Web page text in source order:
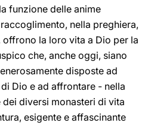
funzione delle anime
nella preghiera,
la loro vita a Dio per la
che, anche oggi, siano
disposte ad
Dio e ad affrontare - nella
diversi monasteri di vita
esigente e affascinante